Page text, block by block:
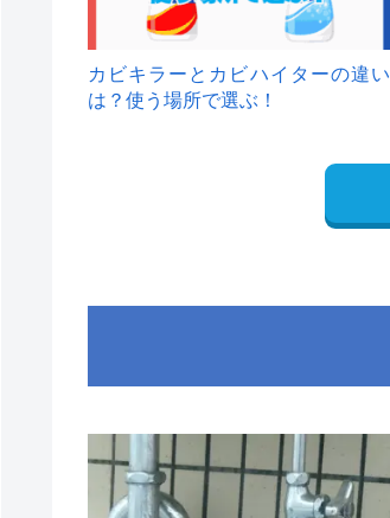
カビキラーとカビハイターの違い
は？使う場所で選ぶ！
1